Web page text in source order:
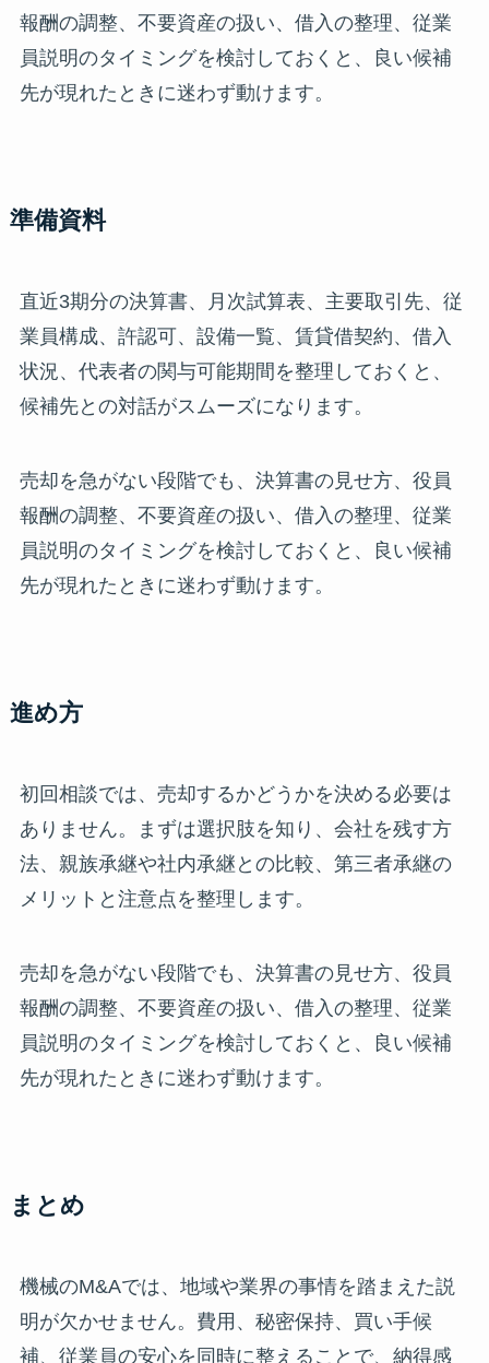
報酬の調整、不要資産の扱い、借入の整理、従業
員説明のタイミングを検討しておくと、良い候補
先が現れたときに迷わず動けます。
準備資料
直近3期分の決算書、月次試算表、主要取引先、従
業員構成、許認可、設備一覧、賃貸借契約、借入
状況、代表者の関与可能期間を整理しておくと、
候補先との対話がスムーズになります。
売却を急がない段階でも、決算書の見せ方、役員
報酬の調整、不要資産の扱い、借入の整理、従業
員説明のタイミングを検討しておくと、良い候補
先が現れたときに迷わず動けます。
進め方
初回相談では、売却するかどうかを決める必要は
ありません。まずは選択肢を知り、会社を残す方
法、親族承継や社内承継との比較、第三者承継の
メリットと注意点を整理します。
売却を急がない段階でも、決算書の見せ方、役員
報酬の調整、不要資産の扱い、借入の整理、従業
員説明のタイミングを検討しておくと、良い候補
先が現れたときに迷わず動けます。
まとめ
機械のM&Aでは、地域や業界の事情を踏まえた説
明が欠かせません。費用、秘密保持、買い手候
補、従業員の安心を同時に整えることで、納得感